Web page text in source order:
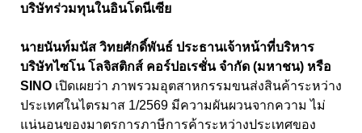
บริษัทร่วมทุนในอินโดนีเซีย
นายนันท์มนัส วิทยศักดิ์พันธ์ ประธานเจ้าหน้าที่บริหาร
บริษัทไซโน โลจิสติกส์ คอร์ปอเรชั่น จำกัด (มหาชน) หรือ
SINO เปิดเผยว่า ภาพรวมอุตสาหกรรมขนส่งสินค้าระหว่าง
ประเทศในไตรมาส 1/2569 มีความผันผวนจากความ ไม่
แน่นอนของมาตรการภาษีการค้าระหว่างประเทศของ